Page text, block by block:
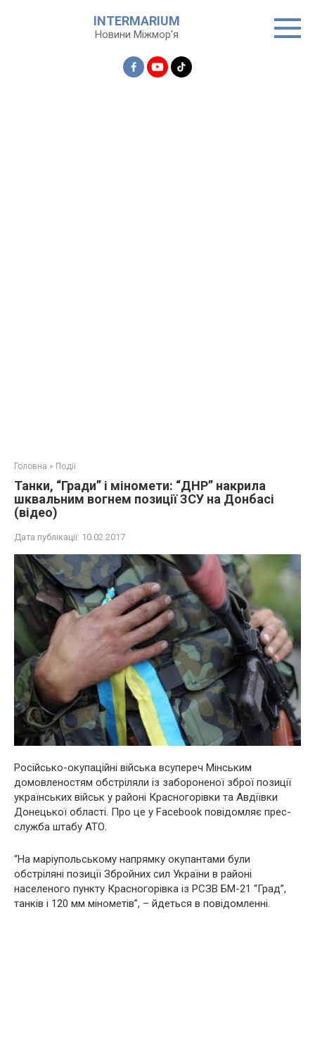
INTERMARIUM
Новини Міжмор'я
Головна » Події
Танки, “Гради” і міномети: “ДНР” накрила
шквальним вогнем позиції ЗСУ на Донбасі
(відео)
Дата публікації: 10.02.2017
Російсько-окупаційні війська всупереч Мінським
домовленостям обстріляли із забороненої зброї позиції
українських військ у районі Красногорівки та Авдіївки
Донецької області. Про це у Facebook повідомляє прес-
служба штабу АТО.
“На маріупольському напрямку окупантами були
обстріляні позиції Збройних сил України в районі
населеного пункту Красногорівка із РСЗВ БМ-21 “Град”,
танків і 120 мм мінометів”, – йдеться в повідомленні.